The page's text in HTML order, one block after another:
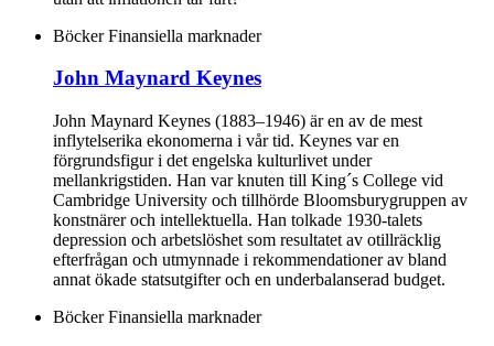
Böcker Finansiella marknader
John Maynard Keynes
John Maynard Keynes (1883–1946) är en av de mest
inflytelserika ekonomerna i vår tid. Keynes var en
förgrundsfigur i det engelska kulturlivet under
mellankrigstiden. Han var knuten till King´s College vid
Cambridge University och tillhörde Bloomsburygruppen av
konstnärer och intellektuella. Han tolkade 1930-talets
depression och arbetslöshet som resultatet av otillräcklig
efterfrågan och utmynnade i rekommendationer av bland
annat ökade statsutgifter och en underbalanserad budget.
Böcker Finansiella marknader